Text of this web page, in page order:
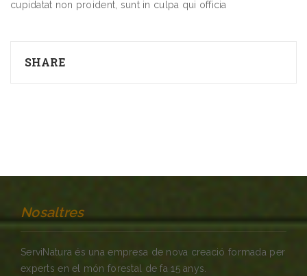
cupidatat non proident, sunt in culpa qui officia
SHARE
Nosaltres
ServiNatura és una empresa de nova creació formada per
experts en el món forestal de fa 15 anys.